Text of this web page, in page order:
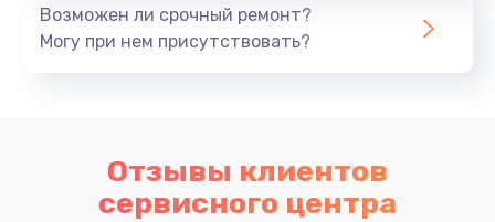
Возможен ли срочный ремонт?
Могу при нем присутствовать?
Отзывы клиентов
сервисного центра